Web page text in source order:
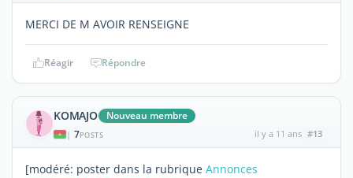
MERCI DE M AVOIR RENSEIGNE
Réagir Répondre
KOMAJO Nouveau membre
| 7POSTS il y a 11 ans #13
[modéré: poster dans la rubrique Annonces